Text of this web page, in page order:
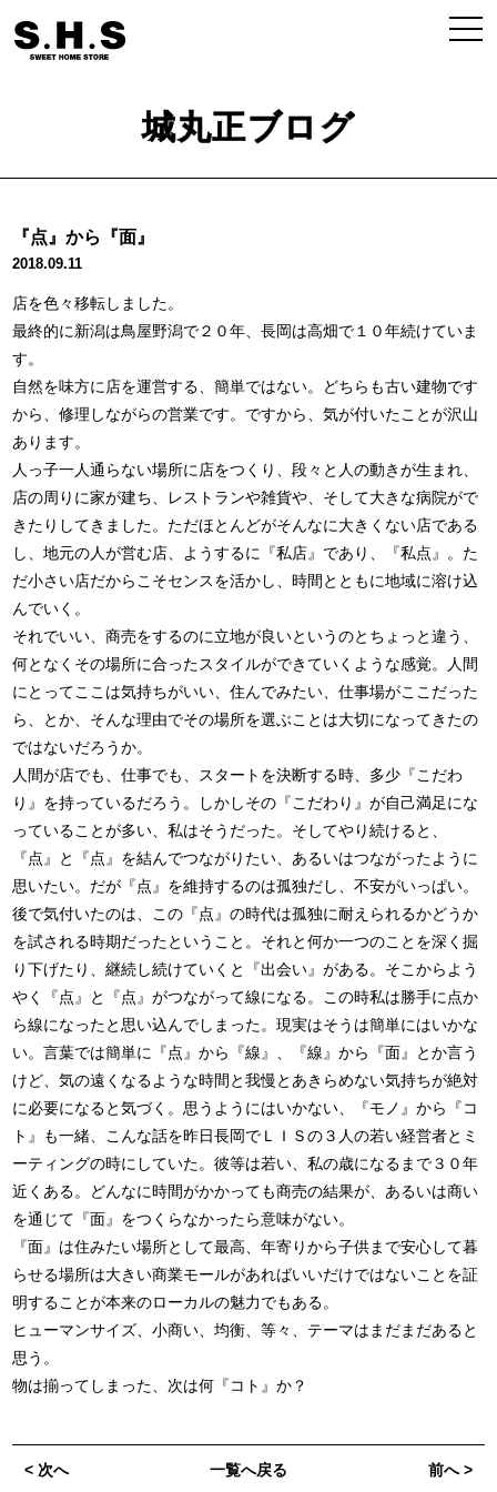
城丸正ブログ
『点』から『面』
2018.09.11
店を色々移転しました。
最終的に新潟は鳥屋野潟で２０年、長岡は高畑で１０年続けていま
す。
自然を味方に店を運営する、簡単ではない。どちらも古い建物です
から、修理しながらの営業です。ですから、気が付いたことが沢山
あります。
人っ子一人通らない場所に店をつくり、段々と人の動きが生まれ、
店の周りに家が建ち、レストランや雑貨や、そして大きな病院がで
きたりしてきました。ただほとんどがそんなに大きくない店である
し、地元の人が営む店、ようするに『私店』であり、『私点』。た
だ小さい店だからこそセンスを活かし、時間とともに地域に溶け込
んでいく。
それでいい、商売をするのに立地が良いというのとちょっと違う、
何となくその場所に合ったスタイルができていくような感覚。人間
にとってここは気持ちがいい、住んでみたい、仕事場がここだった
ら、とか、そんな理由でその場所を選ぶことは大切になってきたの
ではないだろうか。
人間が店でも、仕事でも、スタートを決断する時、多少『こだわ
り』を持っているだろう。しかしその『こだわり』が自己満足にな
っていることが多い、私はそうだった。そしてやり続けると、
『点』と『点』を結んでつながりたい、あるいはつながったように
思いたい。だが『点』を維持するのは孤独だし、不安がいっぱい。
後で気付いたのは、この『点』の時代は孤独に耐えられるかどうか
を試される時期だったということ。それと何か一つのことを深く掘
り下げたり、継続し続けていくと『出会い』がある。そこからよう
やく『点』と『点』がつながって線になる。この時私は勝手に点か
ら線になったと思い込んでしまった。現実はそうは簡単にはいかな
い。言葉では簡単に『点』から『線』、『線』から『面』とか言う
けど、気の遠くなるような時間と我慢とあきらめない気持ちが絶対
に必要になると気づく。思うようにはいかない、『モノ』から『コ
ト』も一緒、こんな話を昨日長岡でＬＩＳの３人の若い経営者とミ
ーティングの時にしていた。彼等は若い、私の歳になるまで３０年
近くある。どんなに時間がかかっても商売の結果が、あるいは商い
を通じて『面』をつくらなかったら意味がない。
『面』は住みたい場所として最高、年寄りから子供まで安心して暮
らせる場所は大きい商業モールがあればいいだけではないことを証
明することが本来のローカルの魅力でもある。
ヒューマンサイズ、小商い、均衡、等々、テーマはまだまだあると
思う。
物は揃ってしまった、次は何『コト』か？
< 次へ 前へ >
一覧へ戻る